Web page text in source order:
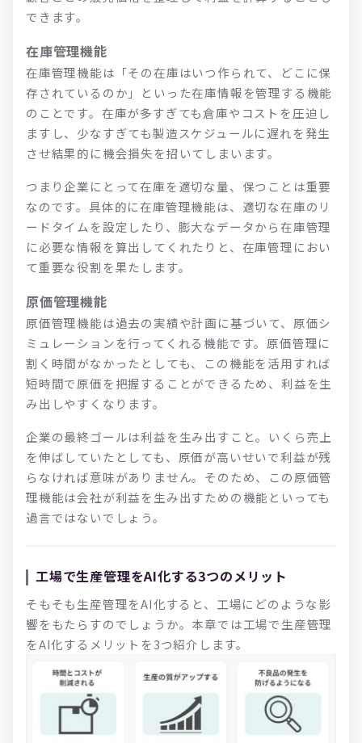
できます。
在庫管理機能
在庫管理機能は「その在庫はいつ作られて、どこに保
存されているのか」といった在庫情報を管理する機能
のことです。在庫が多すぎても倉庫やコストを圧迫し
ますし、少なすぎても製造スケジュールに遅れを発生
させ結果的に機会損失を招いてしまいます。
つまり企業にとって在庫を適切な量、保つことは重要
なのです。具体的に在庫管理機能は、適切な在庫のリ
ードタイムを設定したり、膨大なデータから在庫管理
に必要な情報を算出してくれたりと、在庫管理におい
て重要な役割を果たします。
原価管理機能
原価管理機能は過去の実績や計画に基づいて、原価シ
ミュレーションを行ってくれる機能です。原価管理に
割く時間がなかったとしても、この機能を活用すれば
短時間で原価を把握することができるため、利益を生
み出しやすくなります。
企業の最終ゴールは利益を生み出すこと。いくら売上
を伸ばしていたとしても、原価が高いせいで利益が残
らなければ意味がありません。そのため、この原価管
理機能は会社が利益を生み出すための機能といっても
過言ではないでしょう。
工場で生産管理をAI化する3つのメリット
そもそも生産管理をAI化すると、工場にどのような影
響をもたらすのでしょうか。本章では工場で生産管理
をAI化するメリットを3つ紹介します。